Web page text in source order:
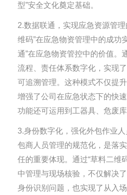
型”安全文化奠定基础。
2.数据联通，实现应急资源管
维码”在应急物资管理中的成功
通”在应急物资管控中的价值。
流程、责任体系数字化，实现
可追溯管理。这种模式不仅提
增强了公司在应急状态下的快
功能还可运用到工器具、危废库
3.身份数字化，强化外包作业
包商人员管理的规范化，是落
任的重要体现。通过“草料二维
中管理与现场核验，不仅解决
身份识别问题，也实现了从入